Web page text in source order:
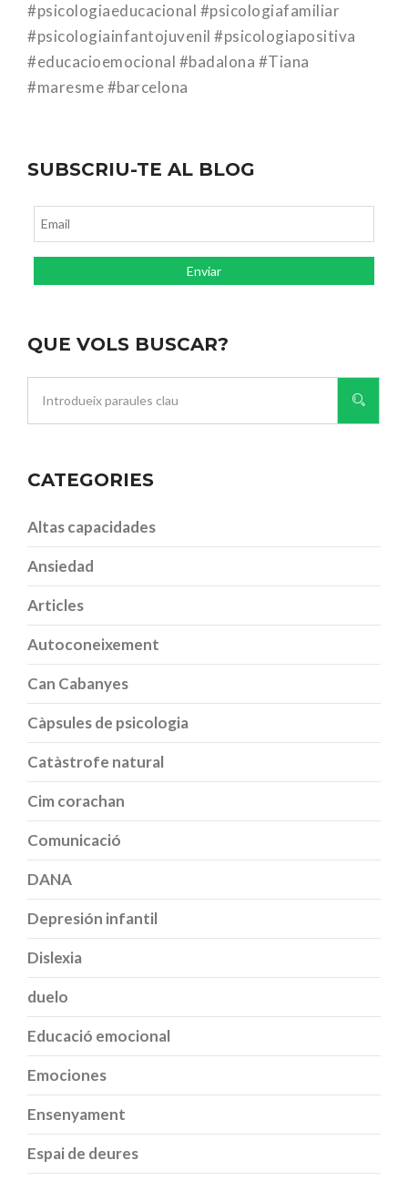
#psicologiaeducacional #psicologiafamiliar
#psicologiainfantojuvenil #psicologiapositiva
#educacioemocional #badalona #Tiana
#maresme #barcelona
SUBSCRIU-TE AL BLOG
QUE VOLS BUSCAR?
CATEGORIES
Altas capacidades
Ansiedad
Articles
Autoconeixement
Can Cabanyes
Càpsules de psicologia
Catàstrofe natural
Cim corachan
Comunicació
DANA
Depresión infantil
Dislexia
duelo
Educació emocional
Emociones
Ensenyament
Espai de deures